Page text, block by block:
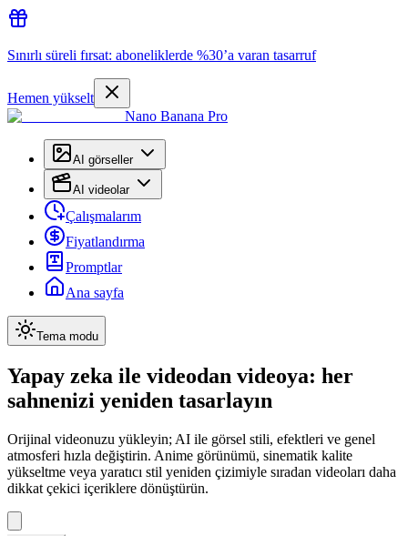
Sınırlı süreli fırsat: aboneliklerde %30’a varan tasarruf
Hemen yükselt
Nano Banana Pro
AI görseller
AI videolar
Çalışmalarım
Fiyatlandırma
Promptlar
Ana sayfa
Tema modu
Yapay zeka ile videodan videoya: her
sahnenizi yeniden tasarlayın
Orijinal videonuzu yükleyin; AI ile görsel stili, efektleri ve genel
atmosferi hızla değiştirin. Anime görünümü, sinematik kalite
yükseltme veya yaratıcı stil yeniden çizimiyle sıradan videoları daha
dikkat çekici içeriklere dönüştürün.